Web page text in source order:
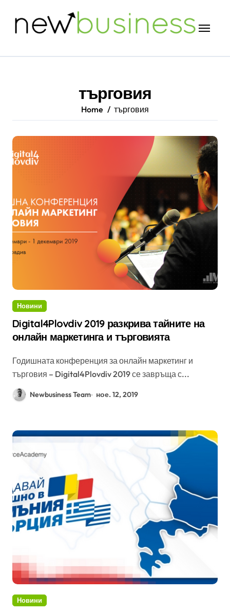
търговия
Home търговия
Новини
Digital4Plovdiv 2019 разкрива тайните на
онлайн маркетинга и търговията
Годишната конференция за онлайн маркетинг и
търговия – Digital4Plovdiv 2019 се завръща с...
Newbusiness Team ное. 12, 2019
Новини